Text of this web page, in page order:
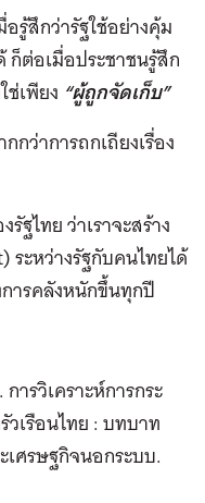
รู้สึกว่ารัฐใช้อย่างคุ้ม
ก็ต่อเมื่อประชาชนรู้สึก
ช่เพียง “ผู้ถูกจัดเก็บ”
กว่าการถกเถียงเรื่อง
ไทย ว่าเราจะสร้าง
ะหว่างรัฐกับคนไทยได้
ารคลังหนักขึ้นทุกปี
รวิเคราะห์การกระ
เรือนไทย : บทบาท
เศรษฐกิจนอกระบบ.